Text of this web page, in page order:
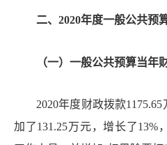
二、 2020年度一般公共预
（一）一般公共预算当年
2020年度财政拨款1175.65
加了 131.25万元，增长了 13%